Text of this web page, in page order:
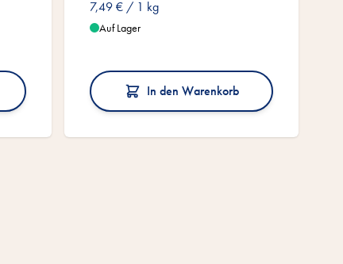
7,49 € / 1 kg
Auf Lager
In den Warenkorb